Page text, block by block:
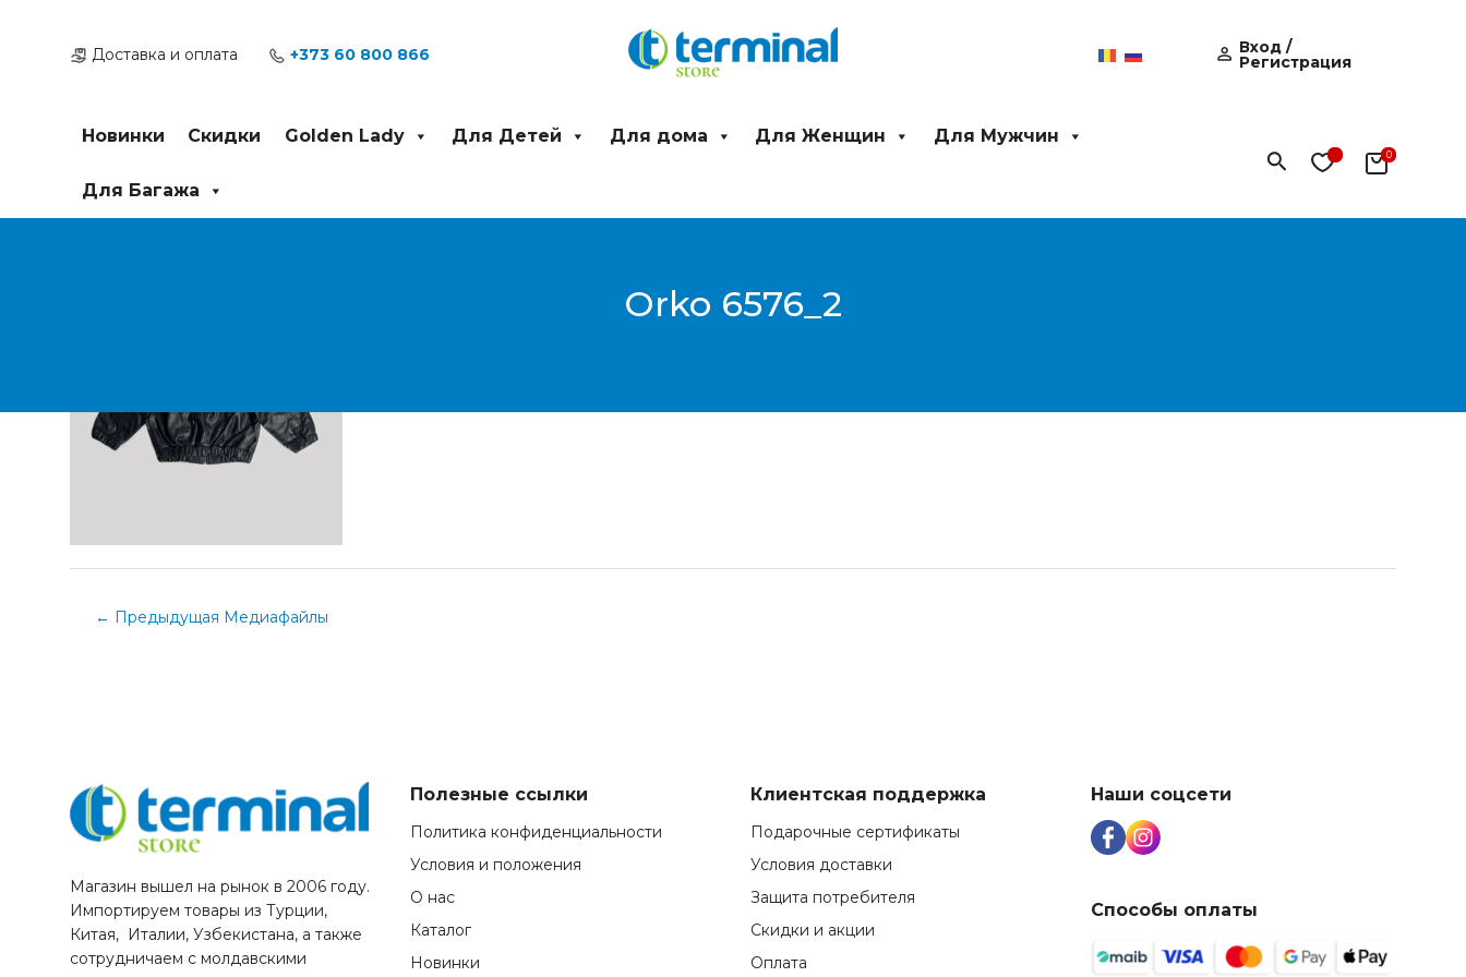
содержимомуДоставка и оплата +373 60 800 866 Вход /
Регистрация
Новинки Скидки Golden Lady Для Детей Для дома Для Женщин Для Мужчин
Для Багажа
Поиск
Orko 6576_2
← Предыдущая Медиафайлы
Магазин вышел на рынок в 2006 году.
Импортируем товары из Турции,
Китая, Италии, Узбекистана, а также
сотрудничаем с молдавскими
Полезные ссылки
Политика конфиденциальности
Условия и положения
О нас
Каталог
Новинки
Клиентская поддержка
Подарочные сертификаты
Условия доставки
Защита потребителя
Скидки и акции
Оплата
Наши соцсети
Способы оплаты